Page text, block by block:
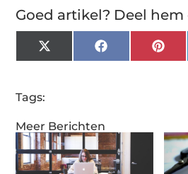
Meer Berichten
Goed artikel? Deel hem
X
(Twitter)
Facebook
Tags: